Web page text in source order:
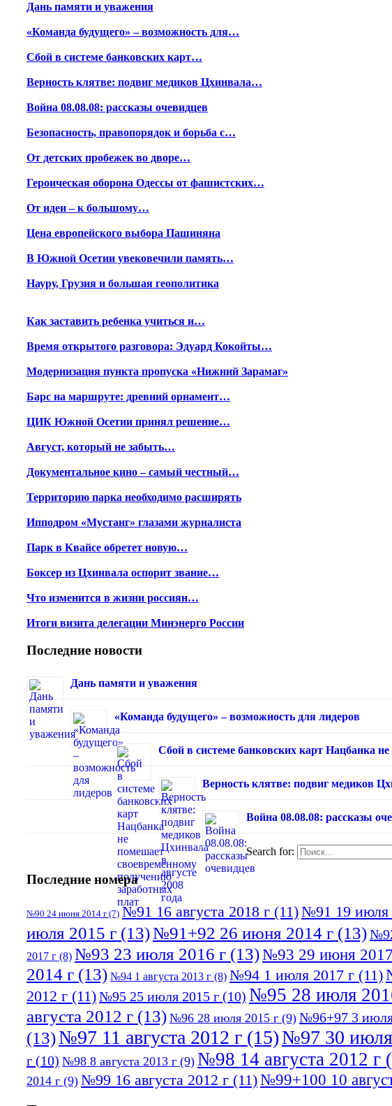
Дань памяти и уважения
«Команда будущего» – возможность для…
Сбой в системе банковских карт…
Верность клятве: подвиг медиков Цхинвала…
Война 08.08.08: рассказы очевидцев
Безопасность, правопорядок и борьба с…
От детских пробежек во дворе…
Героическая оборона Одессы от фашистских…
От идеи – к большому…
Цена европейского выбора Пашиняна
В Южной Осетии увековечили память…
Науру, Грузия и большая геополитика
Как заставить ребенка учиться и…
Время открытого разговора: Эдуард Кокойты…
Модернизация пункта пропуска «Нижний Зарамаг»
Барс на маршруте: древний орнамент…
ЦИК Южной Осетии принял решение…
Август, который не забыть…
Документальное кино – самый честный…
Территорию парка необходимо расширять
Ипподром «Мустанг» глазами журналиста
Парк в Квайсе обретет новую…
Боксер из Цхинвала оспорит звание…
Что изменится в жизни россиян…
Итоги визита делегации Минэнерго России
Последние новости
Дань памяти и уважения
«Команда будущего» – возможность для лидеров
Сбой в системе банковских карт Нацбанка
Верность клятве: подвиг медиков
Война 08.08.08: рассказы
Search for:
Последние номера
№90 24 июня 2014 г (7) №91 16 августа 2018 г (11)№91 19 июля
июля 2015 г (13)№91+92 26 июня 2014 г (13)
2017 г (8) №93 23 июля 2016 г (13)№93 29 июня
2014 г (13) №94 1 августа 2013 г (8) №94 1 июля 2017 г (11)
2012 г (11)№95 25 июля 2015 г (10) №95 28 июля
августа 2012 г (13) №96 28 июля 2015 г (9) №96+97 3
(13)№97 11 августа 2012 г (15)№97 30 июля
г (10) №98 8 августа 2013 г (9) №98 14 августа 2012 г
2014 г (9) №99 16 августа 2012 г (11)№99+100 10